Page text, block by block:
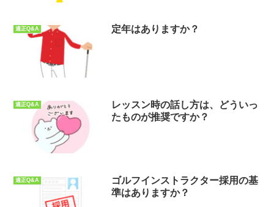
適正Q&A 定年はありますか？
適正Q&A
レッスン時の話し方は、どういっ
たものが推奨ですか？
適正Q&A
ゴルフインストラクター採用の基
準はありますか？